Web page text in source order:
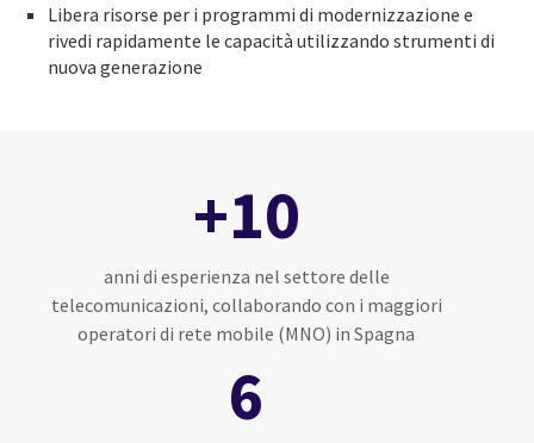
Libera risorse per i programmi di modernizzazione e
rivedi rapidamente le capacità utilizzando strumenti di
nuova generazione
+10
anni di esperienza nel settore delle
telecomunicazioni, collaborando con i maggiori
operatori di rete mobile (MNO) in Spagna
6